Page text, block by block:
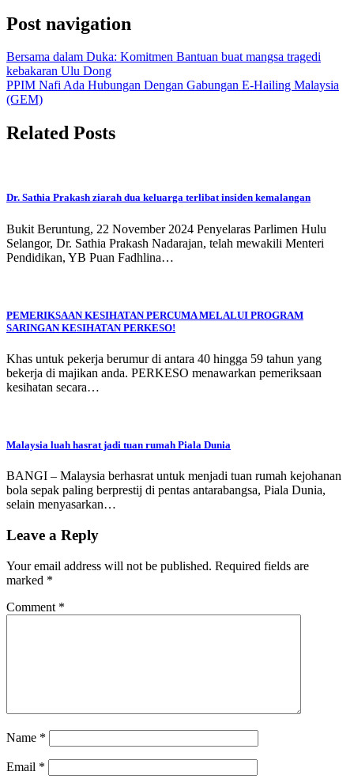
Post navigation
Bersama dalam Duka: Komitmen Bantuan buat mangsa tragedi
kebakaran Ulu Dong
PPIM Nafi Ada Hubungan Dengan Gabungan E-Hailing Malaysia
(GEM)
Related Posts
Dr. Sathia Prakash ziarah dua keluarga terlibat insiden kemalangan
Bukit Beruntung, 22 November 2024 Penyelaras Parlimen Hulu
Selangor, Dr. Sathia Prakash Nadarajan, telah mewakili Menteri
Pendidikan, YB Puan Fadhlina…
PEMERIKSAAN KESIHATAN PERCUMA MELALUI PROGRAM
SARINGAN KESIHATAN PERKESO!
Khas untuk pekerja berumur di antara 40 hingga 59 tahun yang
bekerja di majikan anda. PERKESO menawarkan pemeriksaan
kesihatan secara…
Malaysia luah hasrat jadi tuan rumah Piala Dunia
BANGI – Malaysia berhasrat untuk menjadi tuan rumah kejohanan
bola sepak paling berprestij di pentas antarabangsa, Piala Dunia,
selain menyasarkan…
Leave a Reply
Your email address will not be published. Required fields are
marked *
Comment *
Name *
Email *